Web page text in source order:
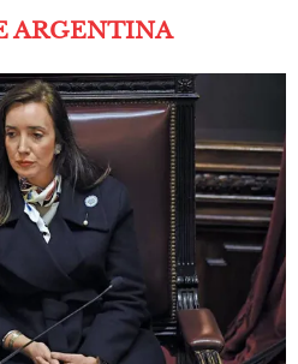
ARGENTINA